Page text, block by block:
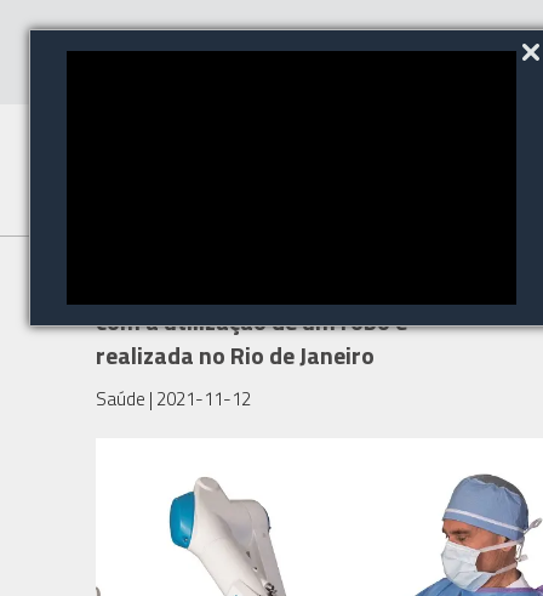
com a utilização de um robô é
realizada no Rio de Janeiro
Saúde | 2021-11-12